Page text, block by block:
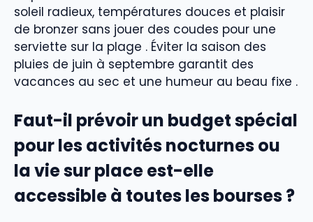
soleil radieux, températures douces et plaisir
de bronzer sans jouer des coudes pour une
serviette sur la plage . Éviter la saison des
pluies de juin à septembre garantit des
vacances au sec et une humeur au beau fixe .
Faut-il prévoir un budget spécial
pour les activités nocturnes ou
la vie sur place est-elle
accessible à toutes les bourses ?